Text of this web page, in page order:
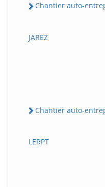
Chantier auto-
JAREZ
Chantier auto-
LERPT